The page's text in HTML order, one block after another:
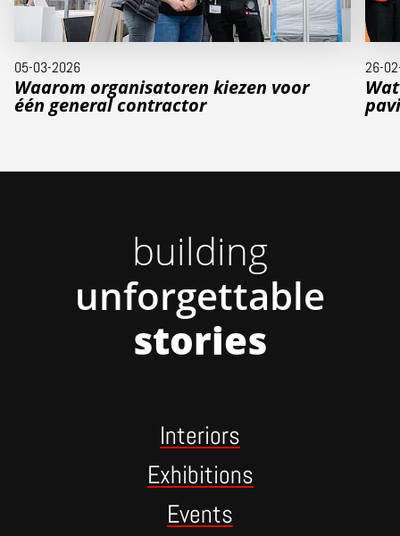
05-03-2026
Waarom organisatoren kiezen voor
één general contractor
26-
building
unforgettable
stories
Interiors
Exhibitions
Events